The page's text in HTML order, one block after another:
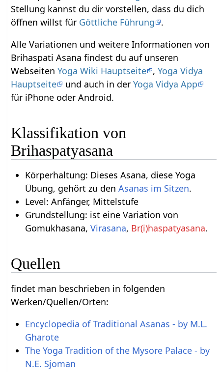
Stellung kannst du dir vorstellen, dass du dich
öffnen willst für Göttliche Führung
.
Alle Variationen und weitere Informationen von
Brihaspati Asana findest du auf unseren
WebseitenYoga Wiki Hauptseite ,Yoga Vidya
Hauptseite
und auch in derYoga Vidya App
für iPhone oder Android.
Klassifikation von
Brihaspatyasana
Körperhaltung: Dieses Asana, diese Yoga
Übung, gehört zu den Asanas im Sitzen.
Level: Anfänger, Mittelstufe
Grundstellung: ist eine Variation von
Gomukhasana, Virasana, Br(i)haspatyasana.
Quellen
findet man beschrieben in folgenden
Werken/Quellen/Orten:
Encyclopedia of Traditional Asanas - by M.L.
Gharote
The Yoga Tradition of the Mysore Palace - by
N.E. Sjoman